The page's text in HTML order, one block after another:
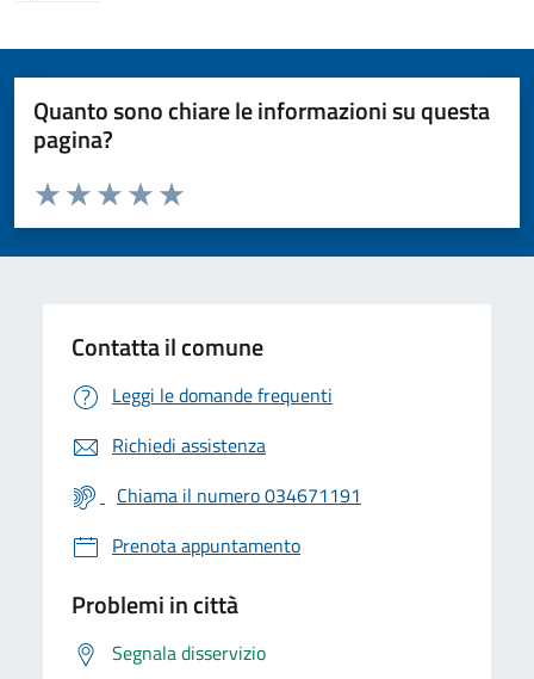
Quanto sono chiare le informazioni su questa
pagina?
Valuta da 1 a 5 stelle la pagina
Valuta 5 stelle su 5
Valuta 4 stelle su 5
Valuta 3 stelle su 5
Valuta 2 stelle su 5
Valuta 1 stelle su 5
Contatta il comune
Leggi le domande frequenti
Richiedi assistenza
Chiama il numero 034671191
Prenota appuntamento
Problemi in città
Segnala disservizio